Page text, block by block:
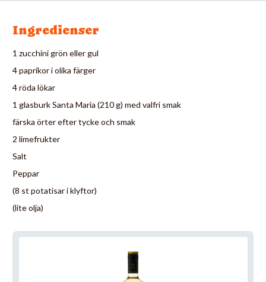
Ingredienser
1 zucchini grön eller gul
4 paprikor i olika färger
4 röda lökar
1 glasburk Santa Maria (210 g) med valfri smak
färska örter efter tycke och smak
2 limefrukter
Salt
Peppar
(8 st potatisar i klyftor)
(lite olja)